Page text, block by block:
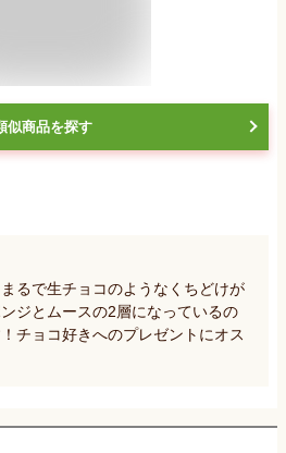
似商品を探す
るで生チョコのようなくちどけが
ジとムースの2層になっているの
チョコ好きへのプレゼントにオス